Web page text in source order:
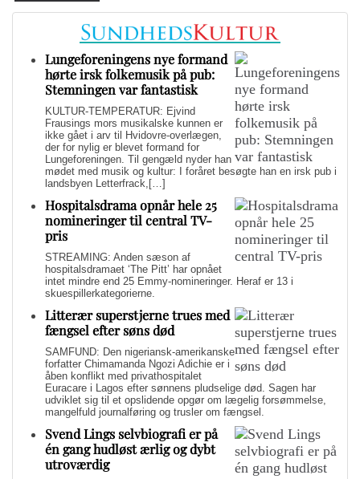
Lungeforeningens nye formand
hørte irsk folkemusik på pub:
Stemningen var fantastisk
KULTUR-TEMPERATUR: Ejvind
Frausings mors musikalske kunnen er
ikke gået i arv til Hvidovre-overlægen,
der for nylig er blevet formand for
Lungeforeningen. Til gengæld nyder han
mødet med musik og kultur: I foråret besøgte han en irsk pub i
landsbyen Letterfrack,[…]
Hospitalsdrama opnår hele 25
nomineringer til central TV-
pris
STREAMING: Anden sæson af
hospitalsdramaet ‘The Pitt’ har opnået
intet mindre end 25 Emmy-nomineringer. Heraf er 13 i
skuespillerkategorierne.
Litterær superstjerne trues med
fængsel efter søns død
SAMFUND: Den nigeriansk-amerikanske
forfatter Chimamanda Ngozi Adichie er i
åben konflikt med privathospitalet
Euracare i Lagos efter sønnens pludselige død. Sagen har
udviklet sig til et opslidende opgør om lægelig forsømmelse,
mangelfuld journalføring og trusler om fængsel.
Svend Lings selvbiografi er på
én gang hudløst ærlig og dybt
utroværdig